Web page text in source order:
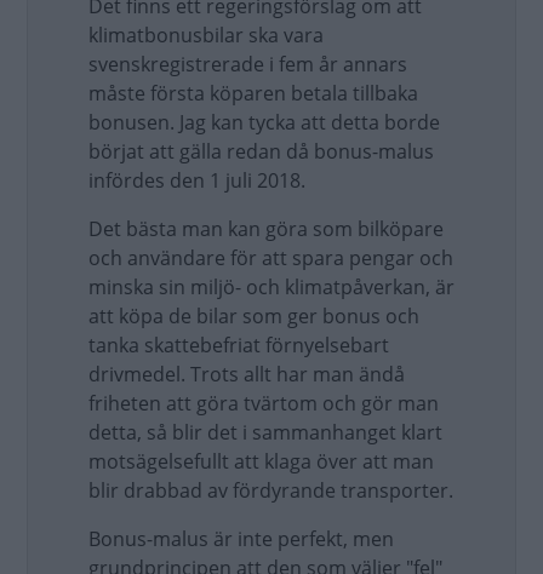
Det finns ett regeringsförslag om att
klimatbonusbilar ska vara
svenskregistrerade i fem år annars
måste första köparen betala tillbaka
bonusen. Jag kan tycka att detta borde
börjat att gälla redan då bonus-malus
infördes den 1 juli 2018.
Det bästa man kan göra som bilköpare
och användare för att spara pengar och
minska sin miljö- och klimatpåverkan, är
att köpa de bilar som ger bonus och
tanka skattebefriat förnyelsebart
drivmedel. Trots allt har man ändå
friheten att göra tvärtom och gör man
detta, så blir det i sammanhanget klart
motsägelsefullt att klaga över att man
blir drabbad av fördyrande transporter.
Bonus-malus är inte perfekt, men
grundprincipen att den som väljer "fel"